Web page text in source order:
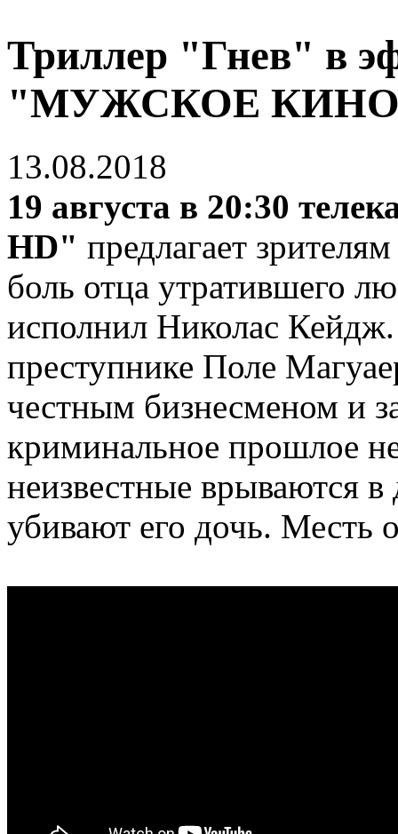
Триллер "Гнев" в
"МУЖСКОЕ КИНО
13.08.2018
19 августа в 20:30
HD" предлагает
боль отца утратившего
исполнил Николас
преступнике Поле
честным бизнесменом и
криминальное прошлое
неизвестные врываются
убивают его дочь. Месть